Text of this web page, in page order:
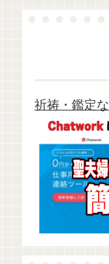
祈祷・鑑定